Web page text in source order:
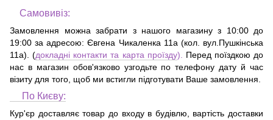
Самовивіз:
Замовлення можна забрати з нашого магазину з 10:00 до
19:00 за адресою:Євгена Чикаленка 11а (кол. вул.Пушкінська
11а) . (докладні контакти та карта проїзду). Перед поїздкою до
нас в магазин обов'язково узгодьте по телефону дату й час
візиту для того, щоб ми встигли підготувати Ваше замовлення.
По Києву:
Кур'єр доставляє товар до входу в будівлю, вартість доставки